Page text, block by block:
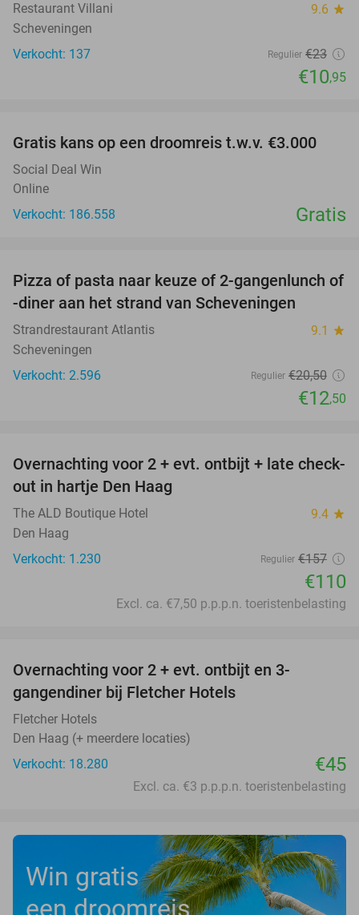
Restaurant Villani 9.6 star
Scheveningen
Verkocht: 137
Regulier €23
€10,95
Gratis kans op een droomreis t.w.v. €3.000
Social Deal Win
Online
Verkocht: 186.558
Gratis
39%
Pizza of pasta naar keuze of 2-gangenlunch of
-diner aan het strand van Scheveningen
Strandrestaurant Atlantis 9.1 star
Scheveningen
Verkocht: 2.596
Regulier €20,50
€12,50
30%
Overnachting voor 2 + evt. ontbijt + late check-
out in hartje Den Haag
The ALD Boutique Hotel 9.4 star
Den Haag
Verkocht: 1.230
Regulier €157
€110
Excl. ca. €7,50 p.p.p.n. toeristenbelasting
Overnachting voor 2 + evt. ontbijt en 3-
gangendiner bij Fletcher Hotels
Fletcher Hotels
Den Haag (+ meerdere locaties)
Verkocht: 18.280
€45
Excl. ca. €3 p.p.p.n. toeristenbelasting
Win gratis
een droomreis